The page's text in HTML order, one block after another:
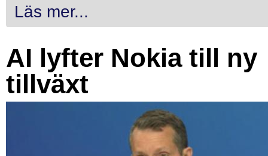
Läs mer...
AI lyfter Nokia till ny
tillväxt